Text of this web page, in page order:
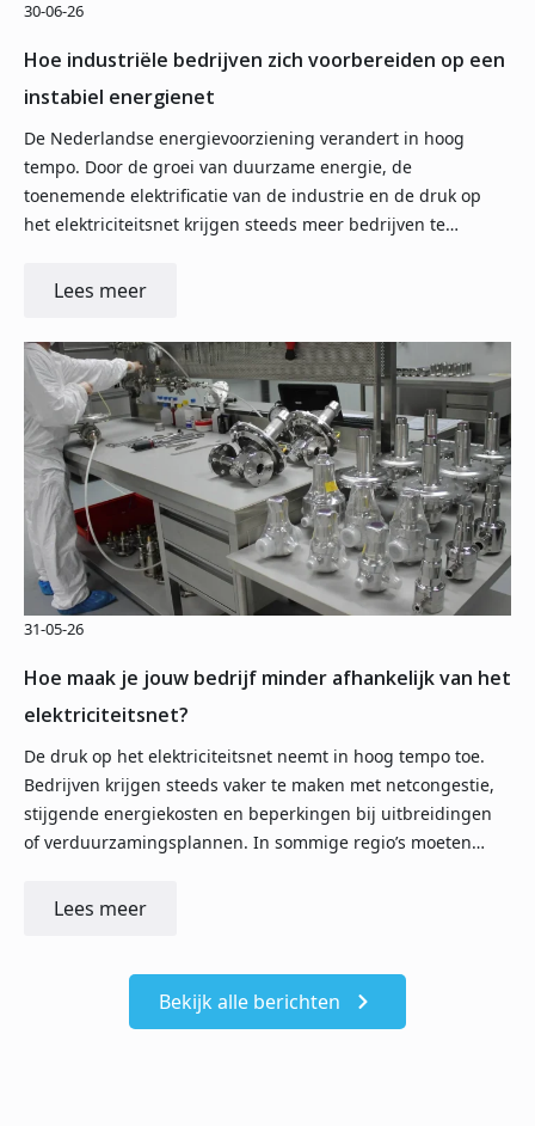
Hoe industriële bedrijven zich voorbereiden op een
instabiel energienet
30-06-26
De Nederlandse energievoorziening verandert in hoog
tempo. Door de groei van duurzame energie, de
toenemende elektrificatie van de industrie en de druk op
het elektriciteitsnet krijgen steeds meer bedrijven te…
Lees meer
Hoe maak je jouw bedrijf minder afhankelijk van het
elektriciteitsnet?
31-05-26
De druk op het elektriciteitsnet neemt in hoog tempo toe.
Bedrijven krijgen steeds vaker te maken met netcongestie,
stijgende energiekosten en beperkingen bij uitbreidingen
of verduurzamingsplannen. In sommige regio’s moeten…
Lees meer
Bekijk alle berichten